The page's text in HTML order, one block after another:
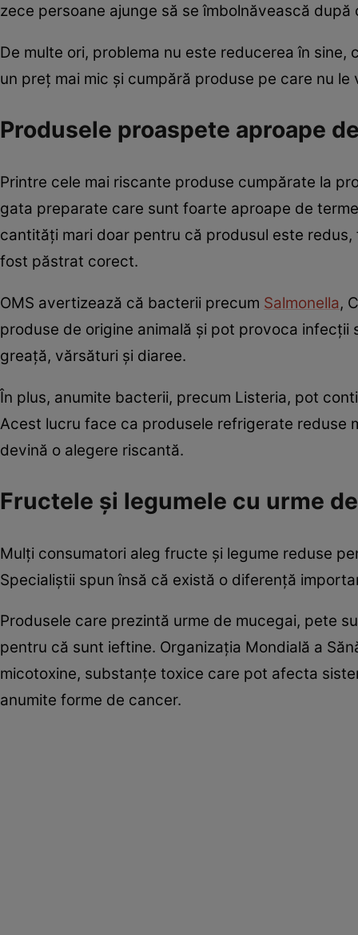
zece persoane ajunge să se îmbolnăvească
De multe ori, problema nu este reducerea în
un preț mai mic și cumpără produse pe care nu
Produsele proaspete aproape
Printre cele mai riscante produse cumpărate la
gata preparate care sunt foarte aproape de
cantități mari doar pentru că produsul este
fost păstrat corect.
OMS avertizează că bacterii precum Salmonella,
produse de origine animală și pot provoca
greață, vărsături și diaree.
În plus, anumite bacterii, precum Listeria, pot
Acest lucru face ca produsele refrigerate reduse
devină o alegere riscantă.
Fructele și legumele cu urme
Mulți consumatori aleg fructe și legume reduse
Specialiștii spun însă că există o diferență
Produsele care prezintă urme de mucegai, pete
pentru că sunt ieftine. Organizația Mondială a
micotoxine, substanțe toxice care pot afecta
anumite forme de cancer.